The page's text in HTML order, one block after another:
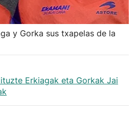
y Gorka sus txapelas de la
Erkiagak eta Gorkak Jai